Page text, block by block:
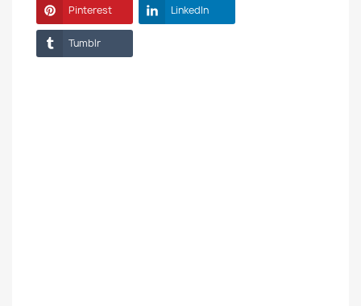
Pinterest LinkedIn
Tumblr